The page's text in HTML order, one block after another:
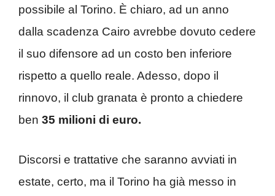
possibile al Torino. È chiaro, ad un anno
dalla scadenza Cairo avrebbe dovuto cedere
il suo difensore ad un costo ben inferiore
rispetto a quello reale. Adesso, dopo il
rinnovo, il club granata è pronto a chiedere
ben 35 milioni di euro.
Discorsi e trattative che saranno avviati in
estate, certo, ma il Torino ha già messo in